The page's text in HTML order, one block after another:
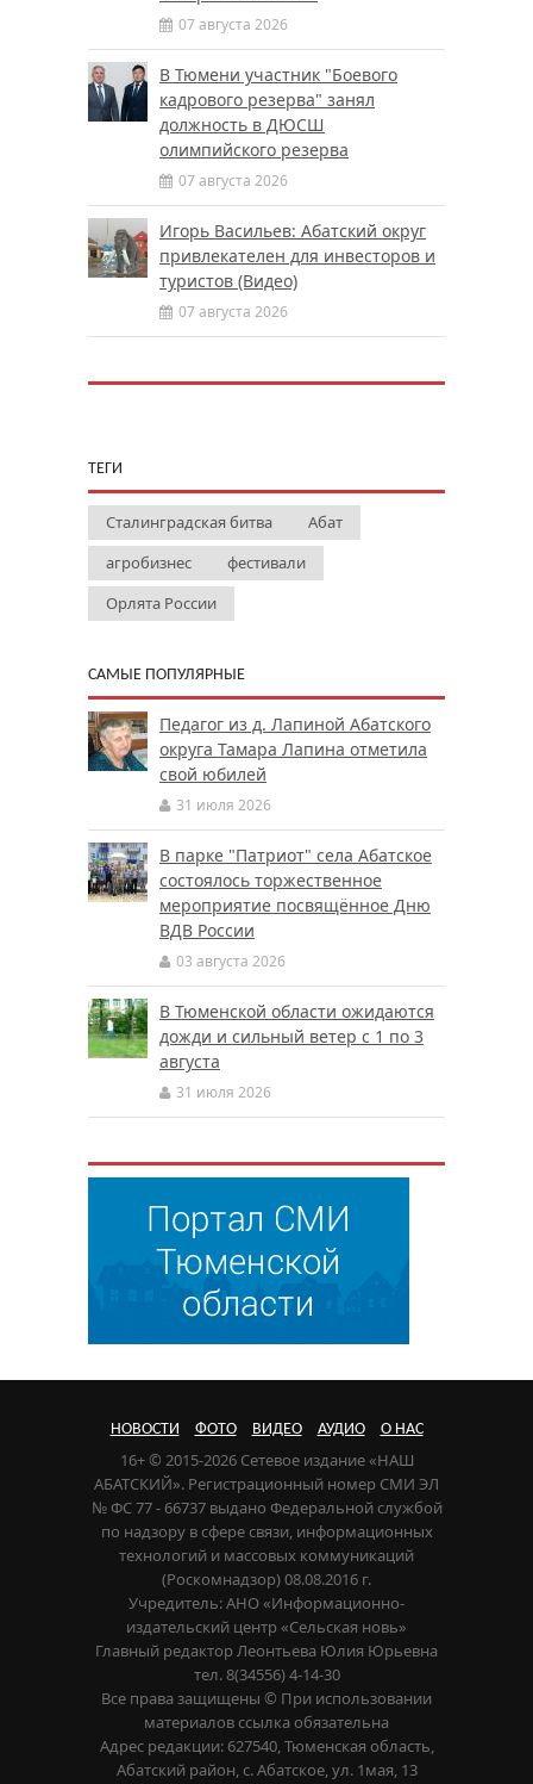
07 августа 2026
В Тюмени участник "Боевого
кадрового резерва" занял
должность в ДЮСШ
олимпийского резерва
07 августа 2026
Игорь Васильев: Абатский округ
привлекателен для инвесторов и
туристов (Видео)
07 августа 2026
ТЕГИ
Сталинградская битва
Абат
агробизнес
фестивали
Орлята России
САМЫЕ ПОПУЛЯРНЫЕ
Педагог из д. Лапиной Абатского
округа Тамара Лапина отметила
свой юбилей
31 июля 2026
В парке "Патриот" села Абатское
состоялось торжественное
мероприятие посвящённое Дню
ВДВ России
03 августа 2026
В Тюменской области ожидаются
дожди и сильный ветер с 1 по 3
августа
31 июля 2026
НОВОСТИ ФОТО ВИДЕО АУДИО О НАС
16+ © 2015-2026 Сетевое издание «НАШ
АБАТСКИЙ». Регистрационный номер СМИ ЭЛ
№ ФС 77 - 66737 выдано Федеральной службой
по надзору в сфере связи, информационных
технологий и массовых коммуникаций
(Роскомнадзор) 08.08.2016 г.
Учредитель: АНО «Информационно-
издательский центр «Сельская новь»
Главный редактор Леонтьева Юлия Юрьевна
тел. 8(34556) 4-14-30
Все права защищены © При использовании
материалов ссылка обязательна
Адрес редакции: 627540, Тюменская область,
Абатский район, с. Абатское, ул. 1мая, 13